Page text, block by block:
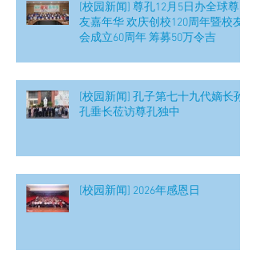
[校园新闻] 尊孔12月5日办全球尊
友嘉年华 欢庆创校120周年暨校友
会成立60周年 筹募50万令吉
[校园新闻] 孔子第七十九代嫡长孙
孔垂长莅访尊孔独中
[校园新闻] 2026年感恩日